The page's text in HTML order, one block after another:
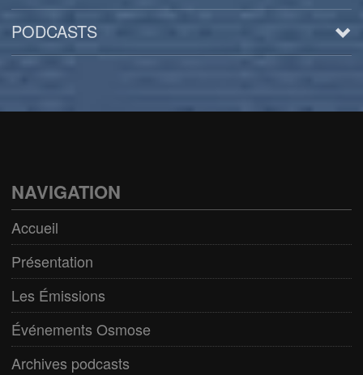
PODCASTS
BD/Livres
Electro/Transe
Paranormal
Pop/Rock
Rap
Spiritualité
NAVIGATION
Accueil
Présentation
Les Émissions
Événements Osmose
Archives podcasts